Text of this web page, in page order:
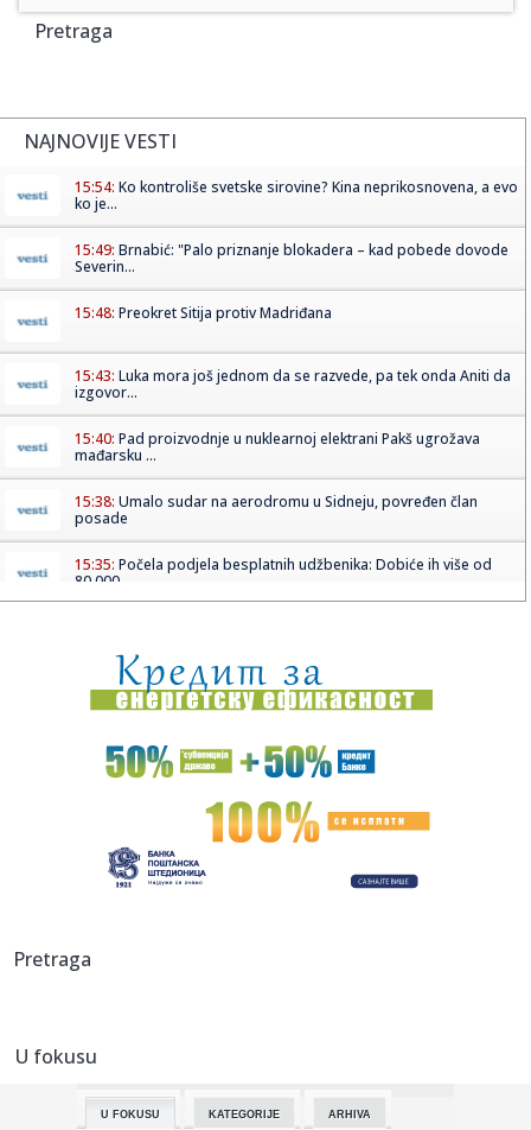
Pretraga
NAJNOVIJE VESTI
15:54: Ko kontroliše svetske sirovine? Kina neprikosnovena, a evo
ko je...
15:49: Brnabić: "Palo priznanje blokadera – kad pobede dovode
Severin...
15:48: Preokret Sitija protiv Madriđana
15:43: Luka mora još jednom da se razvede, pa tek onda Aniti da
izgovor...
15:40: Pad proizvodnje u nuklearnoj elektrani Pakš ugrožava
mađarsku ...
15:38: Umalo sudar na aerodromu u Sidneju, povređen član
posade
15:35: Počela podjela besplatnih udžbenika: Dobiće ih više od
80.000...
15:35:Slavio pobjedu krug prije kraja pa ostao "kratkih rukava"
(VIDEO)
15:35:Bor pao na kupače na plaži u Hrvatskoj, povrijeđeno dvoje
odra...
Papa pozvao na prekid sukoba: U Ukrajini i Rusiji stradaju
15:35:Srbija, Slovenija i Sjeverna Makedonija kandidati za EP
15:35:
Pretraga
U fokusu
U FOKUSU KATEGORIJE ARHIVA